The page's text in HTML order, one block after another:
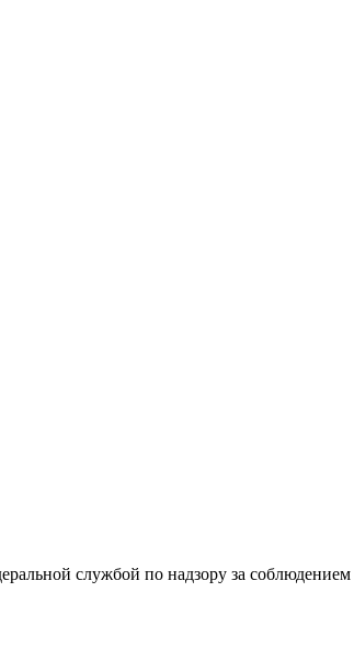
службой по надзору за соблюдением